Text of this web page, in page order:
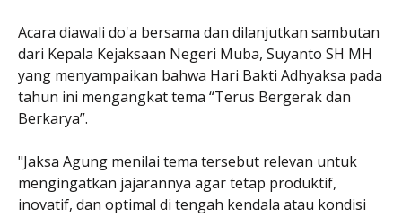
Acara diawali do'a bersama dan dilanjutkan sambutan
dari Kepala Kejaksaan Negeri Muba, Suyanto SH MH
yang menyampaikan bahwa Hari Bakti Adhyaksa pada
tahun ini mengangkat tema “Terus Bergerak dan
Berkarya”.
"Jaksa Agung menilai tema tersebut relevan untuk
mengingatkan jajarannya agar tetap produktif,
inovatif, dan optimal di tengah kendala atau kondisi